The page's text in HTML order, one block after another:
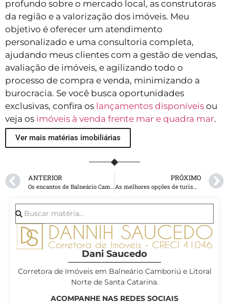
profundo sobre o mercado local, as construtoras
da região e a valorização dos imóveis. Meu
objetivo é oferecer um atendimento
personalizado e uma consultoria completa,
ajudando meus clientes com a gestão de vendas,
avaliação de imóveis, e agilizando todo o
processo de compra e venda, minimizando a
burocracia. Se você busca oportunidades
exclusivas, confira os lançamentos disponíveis ou
veja os imóveis à venda frente mar e quadra mar.
Ver mais matérias imobiliárias
ANTERIOR PRÓXIMO
Dani Saucedo
Corretora de Imóveis em Balneário Camboriú e Litoral
Norte de Santa Catarina.
ACOMPANHE NAS REDES SOCIAIS